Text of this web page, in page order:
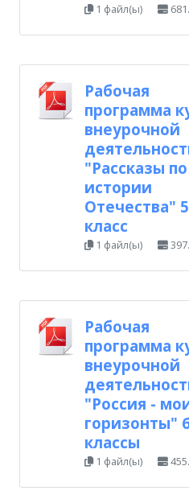
1 файл(ы)
Рабочая
программа
внеурочной
"Рассказы по
истории
Отечества" 5
класс
1 файл(ы)
Рабочая
программа
внеурочной
"Россия -
горизонты"
классы
1 файл(ы)